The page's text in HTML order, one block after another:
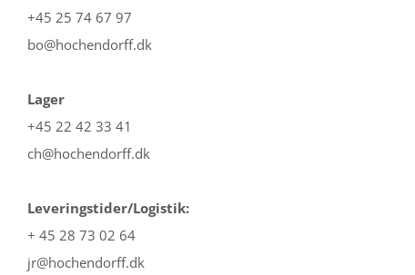
+45 25 74 67 97
bo@hochendorff.dk
Lager
+45 22 42 33 41
ch@hochendorff.dk
Leveringstider/Logistik:
+ 45 28 73 02 64
jr@hochendorff.dk